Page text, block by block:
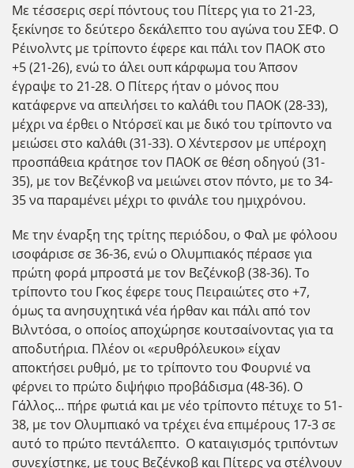
Με τέσσερις σερί πόντους του Πίτερς για το 21-23,
ξεκίνησε το δεύτερο δεκάλεπτο του αγώνα του ΣΕΦ. Ο
Ρέινολντς με τρίποντο έφερε και πάλι τον ΠΑΟΚ στο
+5 (21-26), ενώ το άλει ουπ κάρφωμα του Άπσον
έγραψε το 21-28. Ο Πίτερς ήταν ο μόνος που
κατάφερνε να απειλήσει το καλάθι του ΠΑΟΚ (28-33),
μέχρι να έρθει ο Ντόρσεϊ και με δικό του τρίποντο να
μειώσει στο καλάθι (31-33). Ο Χέντερσον με υπέροχη
προσπάθεια κράτησε τον ΠΑΟΚ σε θέση οδηγού (31-
35), με τον Βεζένκοβ να μειώνει στον πόντο, με το 34-
35 να παραμένει μέχρι το φινάλε του ημιχρόνου.
Με την έναρξη της τρίτης περιόδου, ο Φαλ με φόλοου
ισοφάρισε σε 36-36, ενώ ο Ολυμπιακός πέρασε για
πρώτη φορά μπροστά με τον Βεζένκοβ (38-36). Το
τρίποντο του Γκος έφερε τους Πειραιώτες στο +7,
όμως τα ανησυχητικά νέα ήρθαν και πάλι από τον
Βιλντόσα, ο οποίος αποχώρησε κουτσαίνοντας για τα
αποδυτήρια. Πλέον οι «ερυθρόλευκοι» είχαν
αποκτήσει ρυθμό, με το τρίποντο του Φουρνιέ να
φέρνει το πρώτο διψήφιο προβάδισμα (48-36). Ο
Γάλλος… πήρε φωτιά και με νέο τρίποντο πέτυχε το 51-
38, με τον Ολυμπιακό να τρέχει ένα επιμέρους 17-3 σε
αυτό το πρώτο πεντάλεπτο. Ο καταιγισμός τριπόντων
συνεχίστηκε, με τους Βεζένκοβ και Πίτερς να στέλνουν